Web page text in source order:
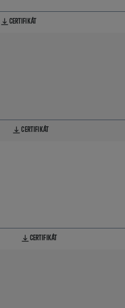
CERTIFIKÁT
CERTIFIKÁT
CERTIFIKÁT